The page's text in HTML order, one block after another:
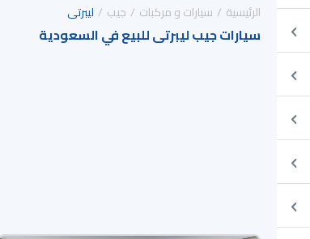
الرئيسية سيارات و مركبات جيب ليبرتى
سيارات جيب ليبرتى للبيع في السعودية